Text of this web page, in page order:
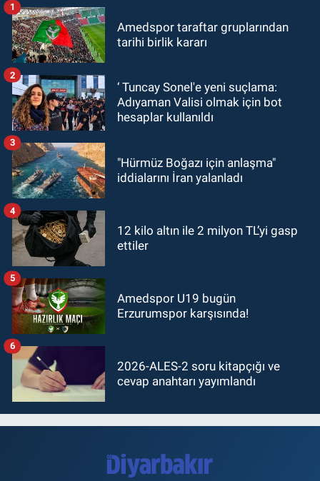
Amedspor taraftar gruplarından
tarihi birlik kararı
1
‘ Tuncay Sonel'e yeni suçlama:
Adıyaman Valisi olmak için bot
hesaplar kullanıldı
2
"Hürmüz Boğazı için anlaşma"
iddialarını İran yalanladı
3
12 kilo altın ile 2 milyon TL’yi gasp
ettiler
4
Amedspor U19 bugün
Erzurumspor karşısında!
5
2026-ALES-2 soru kitapçığı ve
cevap anahtarı yayımlandı
6